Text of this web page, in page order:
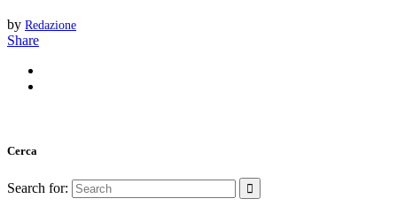
by Redazione
Share
Cerca
Search for: